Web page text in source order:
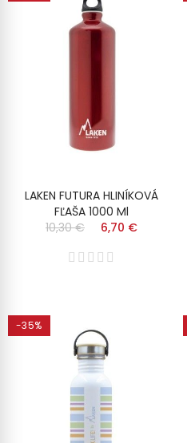
LAKEN FUTURA HLINÍKOVÁ
FĽAŠA 1000 Ml
10,30 €
6,70 €
-35%